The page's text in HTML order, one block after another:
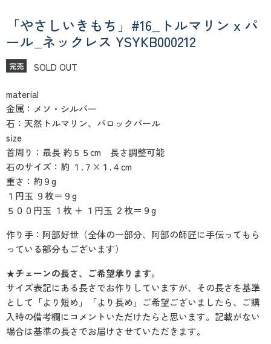
「やさしいきもち」#16_トルマリン x パ
ール_ネックレス YSYKB000212
完売 SOLD OUT
material
金属：メソ・シルバー
石：天然トルマリン、バロックパール
size
首周り：最長 約５５cm 長さ調整可能
石のサイズ：約 １.７×１.４cm
重さ：約９g
１円玉 ９枚＝９g
５００円玉 １枚 + １円玉 ２枚＝９g
作り手：阿部好世（全体の一部分、阿部の師匠に手伝ってもら
っている部分もございます）
★チェーンの長さ、ご希望承ります。
サイズ表記にある長さでお作りしていますが、その長さを基準
として「より短め」「より長め」ご希望ございましたら、ご購
入時の備考欄にコメントいただけたらと思います。記載がない
場合は基準の長さでお届けさせていただきます。